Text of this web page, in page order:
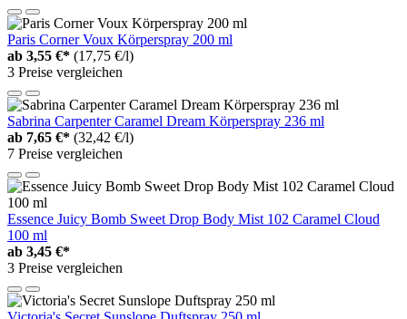
Paris Corner Voux Körperspray 200 ml
ab 3,55 €* (17,75 €/l)
3 Preise vergleichen
Sabrina Carpenter Caramel Dream Körperspray 236 ml
ab 7,65 €* (32,42 €/l)
7 Preise vergleichen
Essence Juicy Bomb Sweet Drop Body Mist 102 Caramel Cloud
100 ml
ab 3,45 €*
3 Preise vergleichen